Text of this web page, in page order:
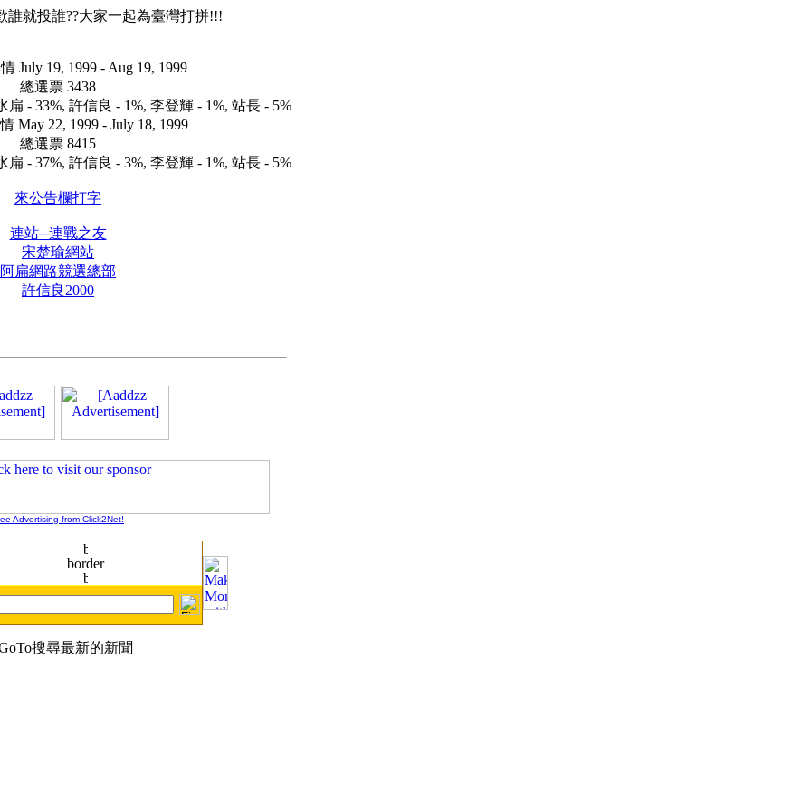
誰就投誰??大家一起為臺灣打拼!!!
July 19, 1999 - Aug 19, 1999
總選票 3438
扁 - 33%, 許信良 - 1%, 李登輝 - 1%, 站長 - 5%
May 22, 1999 - July 18, 1999
總選票 8415
扁 - 37%, 許信良 - 3%, 李登輝 - 1%, 站長 - 5%
來公告欄打字
連站─連戰之友
宋楚瑜網站
阿扁網路競選總部
許信良2000
Advertising from Click2Net!
搜尋最新的新聞